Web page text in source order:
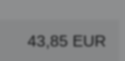
43,85 EUR